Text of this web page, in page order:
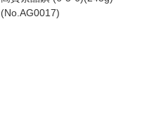
(No.AG0017)